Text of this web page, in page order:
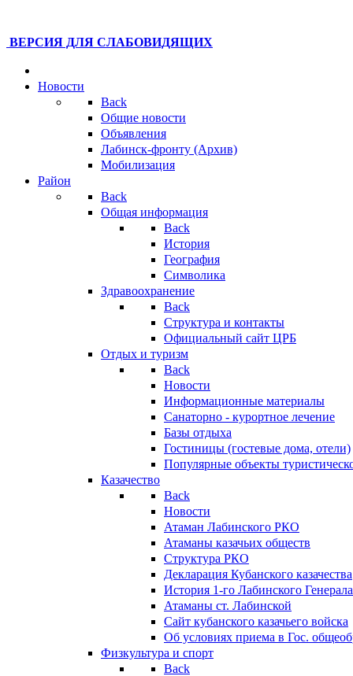
ВЕРСИЯ ДЛЯ СЛАБОВИДЯЩИХ
Новости
Back
Общие новости
Объявления
Лабинск-фронту (Архив)
Мобилизация
Район
Back
Общая информация
Back
История
География
Символика
Здравоохранение
Back
Структура и контакты
Официальный сайт ЦРБ
Отдых и туризм
Back
Новости
Информационные материалы
Санаторно - курортное лечение
Базы отдыха
Гостиницы (гостевые дома, отели)
Популярные объекты
Казачество
Back
Новости
Атаман Лабинского РКО
Атаманы казачьих обществ
Структура РКО
Декларация Кубанского казачества
История 1-го Лабинского
Атаманы ст. Лабинской
Cайт кубанского казачьего войска
Об условиях приема в Гос.
Физкультура и спорт
Back